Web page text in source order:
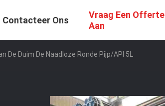
Contacteer Ons
Vraag Een Offerte
Aan
Duim De Naadloze Ronde Pijp/API 5L